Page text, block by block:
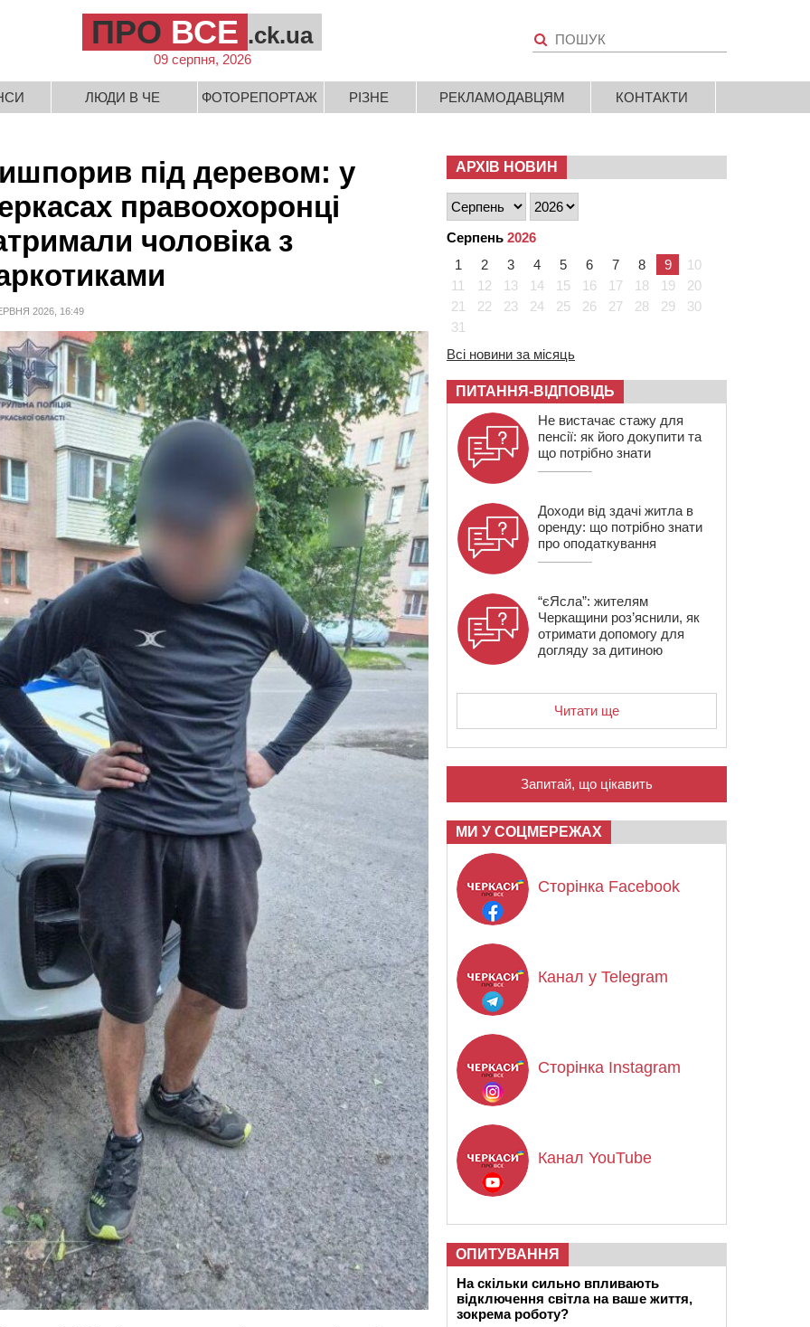
ПРО ВСЕ .ck.ua
09 серпня, 2026
ЛЮДИ В ЧЕ ФОТОРЕПОРТАЖ РІЗНЕ РЕКЛАМОДАВЦЯМ КОНТАКТИ
під деревом: у
правоохоронці
чоловіка з
2026, 16:49
АРХІВ НОВИН
Серпень 2026
1
2 3 4 5 6 7 8 9
10
11
12 13 14 15 16 17 18 19
20
21
22 23 24 25 26 27 28 29
30
31
Всі новини за місяць
ПИТАННЯ-ВІДПОВІДЬ
Не вистачає стажу для
пенсії: як його докупити та
що потрібно знати
Доходи від здачі житла в
оренду: що потрібно знати
про оподаткування
“єЯсла”: жителям
Черкащини роз’яснили, як
отримати допомогу для
догляду за дитиною
Читати ще
Запитай, що цікавить
МИ У СОЦМЕРЕЖАХ
Сторінка Facebook
Канал у Telegram
Сторінка Instagram
Канал YouTube
ОПИТУВАННЯ
На скільки сильно впливають
відключення світла на ваше життя,
зокрема роботу?